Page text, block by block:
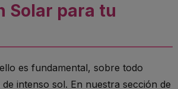
Solar para tu
es fundamental, sobre todo
intenso sol. En nuestra sección de